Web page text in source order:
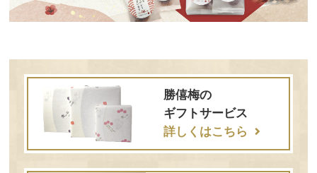
勝僖梅の
ギフトサービス
詳しくはこちら